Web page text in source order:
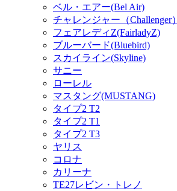
ベル・エアー(Bel Air)
チャレンジャー（Challenger）
フェアレディZ(FairladyZ)
ブルーバード(Bluebird)
スカイライン(Skyline)
サニー
ローレル
マスタング(MUSTANG)
タイプ2 T2
タイプ2 T1
タイプ2 T3
ヤリス
コロナ
カリーナ
TE27レビン・トレノ